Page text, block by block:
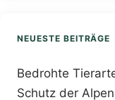
NEUESTE BEITRÄGE
Bedrohte
Schutz der